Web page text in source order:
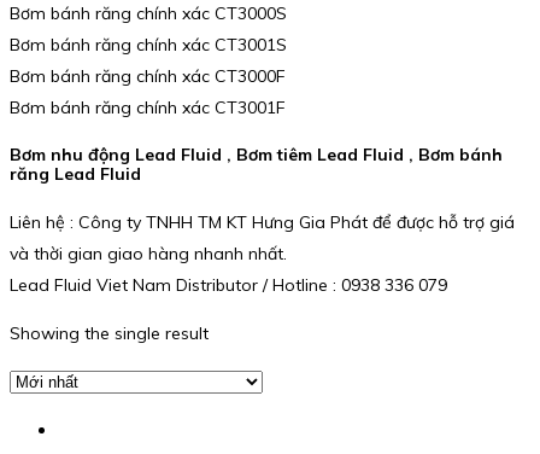
Bơm bánh răng chính xác CT3000S
Bơm bánh răng chính xác CT3001S
Bơm bánh răng chính xác CT3000F
Bơm bánh răng chính xác CT3001F
Bơm nhu động Lead Fluid , Bơm tiêm Lead Fluid , Bơm bánh
răng Lead Fluid
Liên hệ : Công ty TNHH TM KT Hưng Gia Phát để được hỗ trợ giá
và thời gian giao hàng nhanh nhất.
Lead Fluid Viet Nam Distributor / Hotline : 0938 336 079
Showing the single result